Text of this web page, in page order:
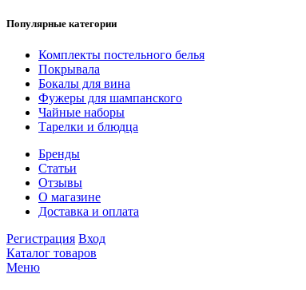
Популярные категории
Комплекты постельного белья
Покрывала
Бокалы для вина
Фужеры для шампанского
Чайные наборы
Тарелки и блюдца
Бренды
Статьи
Отзывы
О магазине
Доставка и оплата
Регистрация Вход
Каталог товаров
Меню